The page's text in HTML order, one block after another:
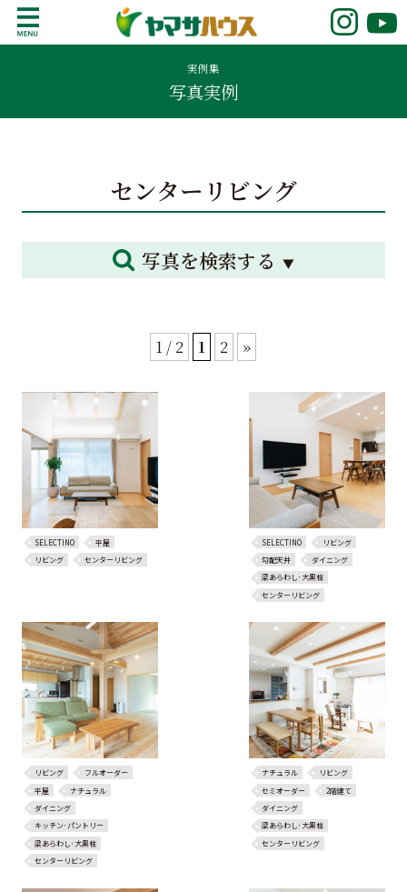
o
鹿児島で注文住宅ならヤマサハウス
新築の注文住宅や建売モデルハウスをお探し
の方はこちら。鹿児島県内で11年連続ナンバ
ーワンの実績を誇る、絆の家でおなじみの
ヤマサハウス。展示場情報や家づくりのこだ
実例集
写真実例
センターリビング
写真を検索する
1 / 2 1 2 »
SELECTINO
平屋
リビング
センターリビング
SELECTINO
リビング
勾配天井
ダイニング
梁あらわし･大黒柱
センターリビング
リビング
フルオーダー
平屋
ナチュラル
ダイニング
キッチン･パントリー
梁あらわし･大黒柱
センターリビング
ナチュラル
リビング
セミオーダー
2階建て
ダイニング
梁あらわし･大黒柱
センターリビング